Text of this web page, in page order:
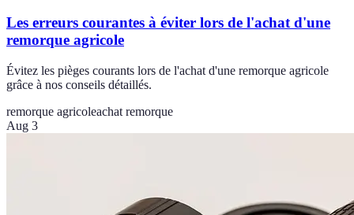
Les erreurs courantes à éviter lors de l'achat d'une
remorque agricole
Évitez les pièges courants lors de l'achat d'une remorque agricole
grâce à nos conseils détaillés.
remorque agricoleachat remorque
Aug 3